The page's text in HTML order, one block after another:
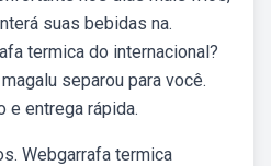
suas bebidas na.
termica do internacional?
separou para você.
e entrega rápida.
Webgarrafa termica